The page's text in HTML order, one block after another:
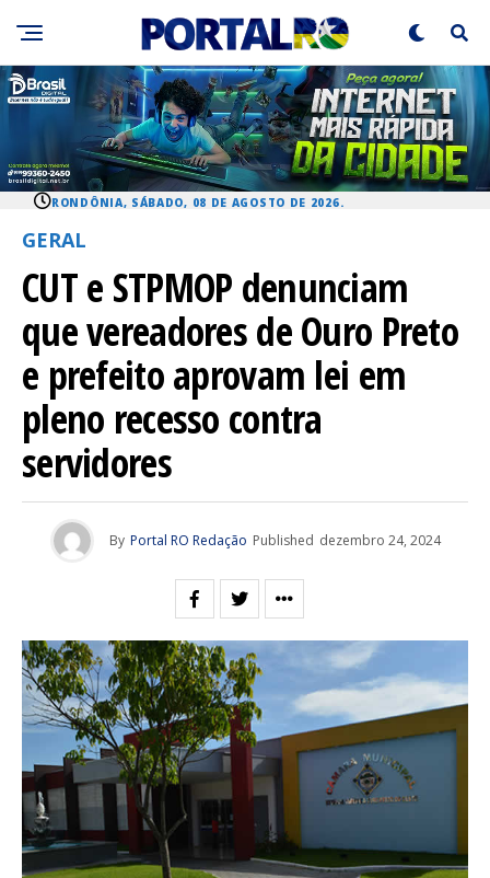
RONDÔNIA, SÁBADO, 08 DE AGOSTO DE 2026.
GERAL
CUT e STPMOP denunciam
que vereadores de Ouro Preto
e prefeito aprovam lei em
pleno recesso contra
servidores
By Portal RO Redação Published dezembro 24, 2024